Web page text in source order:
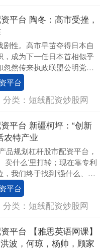
平台 陶冬：高市受挫，
剧性。高市早苗夺得日本自
，成为下一任日本首相似乎
忽然传来执政联盟公明党退
交易先暴涨，后暴跌。美
f....
平台
分类： 短线配资炒股网
平台 新疆柯坪：“创新
农特产业
品规划杠杆股市配资平台，
卖什么’里打转；现在靠专利
我们终于找到‘强什么、优
。”新疆维吾尔自治区柯坪县
平台
分类： 短线配资炒股网
平台 【雅思英语网课】
波，何琼，杨帅，顾家